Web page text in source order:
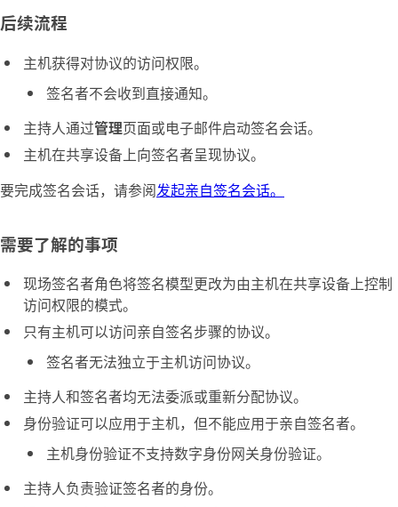
后续流程
主机获得对协议的访问权限。
签名者不会收到直接通知。
主持人通过管理页面或电子邮件启动签名会话。
主机在共享设备上向签名者呈现协议。
要完成签名会话，请参阅发起亲自签名会话。
需要了解的事项
现场签名者角色将签名模型更改为由主机在共享设备上控制
访问权限的模式。
只有主机可以访问亲自签名步骤的协议。
签名者无法独立于主机访问协议。
主持人和签名者均无法委派或重新分配协议。
身份验证可以应用于主机，但不能应用于亲自签名者。
主机身份验证不支持数字身份网关身份验证。
主持人负责验证签名者的身份。